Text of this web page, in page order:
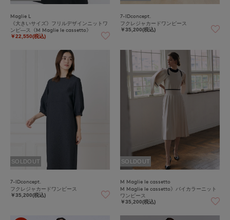
Maglie L
《大きいサイズ》フリルデザインニットワ
ンピ―ス《M Maglie le cassetto》
￥22,550(税込)
7-IDconcept.
フクレジャカードワンピース
￥35,200(税込)
SOLDOUT
7-IDconcept.
フクレジャカードワンピース
￥35,200(税込)
SOLDOUT
M Maglie le cassetto
M Maglie le cassetto》バイカラーニット
ワンピース
￥35,200(税込)